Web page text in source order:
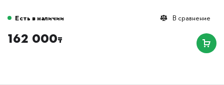
В сравнение
Есть в наличии
162 000₸